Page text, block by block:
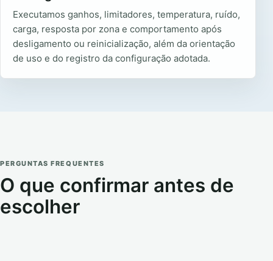
Executamos ganhos, limitadores, temperatura, ruído,
carga, resposta por zona e comportamento após
desligamento ou reinicialização, além da orientação
de uso e do registro da configuração adotada.
PERGUNTAS FREQUENTES
O que confirmar antes de
escolher